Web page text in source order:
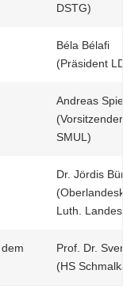
DSTG)
Béla Bélafi
(Präsident
Andreas
SMUL)
Dr. Jördis
Luth.
Prof. Dr.
(HS